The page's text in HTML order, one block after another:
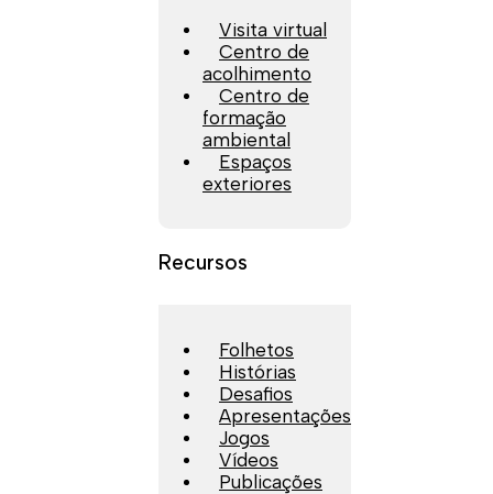
Visita virtual
Centro de
acolhimento
Centro de
formação
ambiental
Espaços
exteriores
Recursos
Folhetos
Histórias
Desafios
Apresentações
Jogos
Vídeos
Publicações